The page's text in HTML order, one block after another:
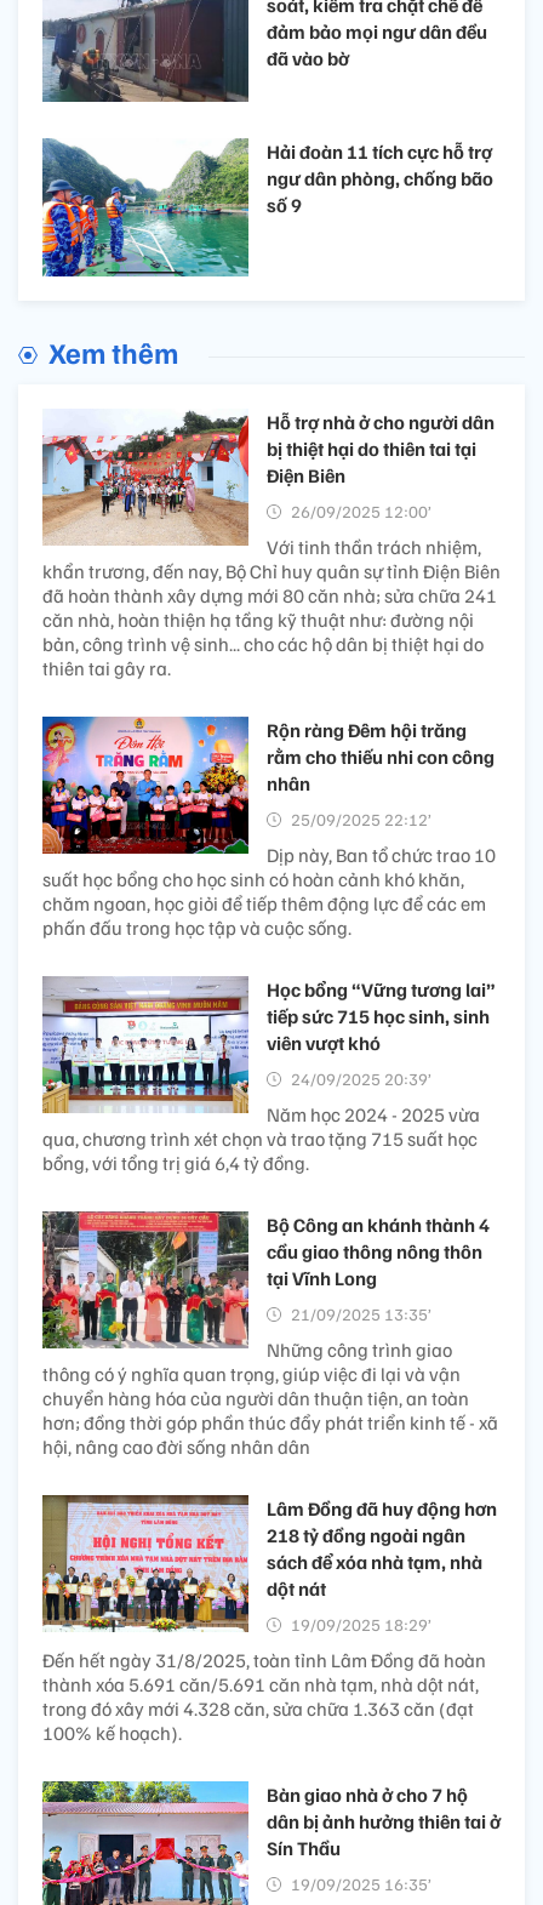
soát, kiểm tra chặt chẽ để
đảm bảo mọi ngư dân đều
đã vào bờ
Hải đoàn 11 tích cực hỗ trợ
ngư dân phòng, chống bão
số 9
Xem thêm
Hỗ trợ nhà ở cho người dân
bị thiệt hại do thiên tai tại
Điện Biên
26/09/2025 12:00’
Với tinh thần trách nhiệm,
khẩn trương, đến nay, Bộ Chỉ huy quân sự tỉnh Điện Biên
đã hoàn thành xây dựng mới 80 căn nhà; sửa chữa 241
căn nhà, hoàn thiện hạ tầng kỹ thuật như: đường nội
bản, công trình vệ sinh... cho các hộ dân bị thiệt hại do
thiên tai gây ra.
Rộn ràng Đêm hội trăng
rằm cho thiếu nhi con công
nhân
25/09/2025 22:12’
Dịp này, Ban tổ chức trao 10
suất học bổng cho học sinh có hoàn cảnh khó khăn,
chăm ngoan, học giỏi để tiếp thêm động lực để các em
phấn đấu trong học tập và cuộc sống.
Học bổng “Vững tương lai”
tiếp sức 715 học sinh, sinh
viên vượt khó
24/09/2025 20:39’
Năm học 2024 - 2025 vừa
qua, chương trình xét chọn và trao tặng 715 suất học
bổng, với tổng trị giá 6,4 tỷ đồng.
Bộ Công an khánh thành 4
cầu giao thông nông thôn
tại Vĩnh Long
21/09/2025 13:35’
Những công trình giao
thông có ý nghĩa quan trọng, giúp việc đi lại và vận
chuyển hàng hóa của người dân thuận tiện, an toàn
hơn; đồng thời góp phần thúc đẩy phát triển kinh tế - xã
hội, nâng cao đời sống nhân dân
Lâm Đồng đã huy động hơn
218 tỷ đồng ngoài ngân
sách để xóa nhà tạm, nhà
dột nát
19/09/2025 18:29’
Đến hết ngày 31/8/2025, toàn tỉnh Lâm Đồng đã hoàn
thành xóa 5.691 căn/5.691 căn nhà tạm, nhà dột nát,
trong đó xây mới 4.328 căn, sửa chữa 1.363 căn (đạt
100% kế hoạch).
Bàn giao nhà ở cho 7 hộ
dân bị ảnh hưởng thiên tai ở
Sín Thầu
19/09/2025 16:35’